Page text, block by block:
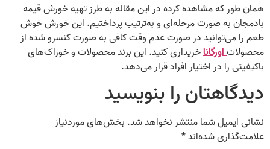
همان‌ طور که مشاهده کرده در این مقاله به طرز تهیه خورش قیمه
بادمجان به‌ صورت مرحله‌ای و به‌ترتیب پرداختیم. این خورش خوش
طعم را می‌توانید در صورت عدم وقت کافی به‌ صورت کنسرو شده از
محصولاتاورگاناخریداری کنید. این برند محصولات و خوراک‌های
باکیفیتی را در اختیار افراد قرار می‌دهد.
دیدگاهتان را بنویسید
نشانی ایمیل شما منتشر نخواهد شد. بخش‌های موردنیاز
علامت‌گذاری شده‌اند*